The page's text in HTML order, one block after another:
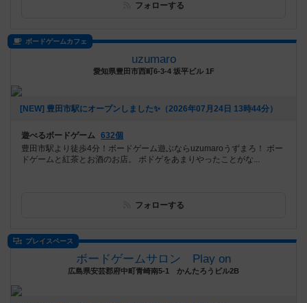
フォローする
ボードゲームカフェ
uzumaro
愛知県豊田市西町6-3-4 坂平ビル 1F
[NEW] 豊田市駅にオープンしました✨（2026年07月24日 13時44分）
遊べるボードゲーム 632個
豊田市駅より徒歩4分！ボードゲーム遊ぶならuzumaroうずまろ！ ボー
ドゲームと紅茶とお酒のお店。 ボドゲをあまりやったことがな...
フォローする
プレイスペース
ボードゲームサロン Play on
広島県安芸郡府中町青崎南5-1 かんたろうビル2B